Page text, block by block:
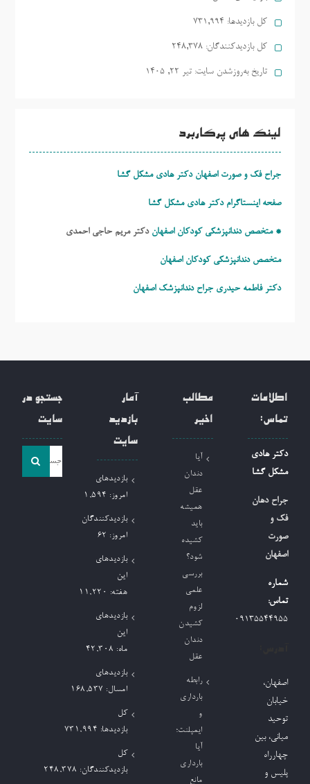
کل بازدیدها: 731,994
کل بازدیدکنند‌گان: 248,378
تاریخ به‌روزشدن سایت: تیر ۲۲, ۱۴۰۵
لینک های پرکاربرد
جراح فک و صورت اصفهان دکتر هادی مشکل گشا
صفحه اینستاگرام دکتر هادی مشکل گشا
* متخصص دندانپزشکی کودکان اصفهان دکتر مریم حاجی احمدی
متخصص دندانپزشکی کودکان اصفهان
دکتر فاطمه حیدری جراح دندانپزشک اصفهان
اطلاعات
تماس:
دکتر هادی
مشکل گشا
جراح دهان
فک و
صورت
اصفهان
شماره
تماس:
09135544955
اصفهان،
خیابان
توحید
میانی، بین
چهارراه
پلیس و
مطالب
اخیر
آیا
دندان
عقل
همیشه
باید
کشیده
شود؟
بررسی
علمی
لزوم
کشیدن
دندان
عقل
رابطه
بارداری
و
ایمپلنت؛
آیا
بارداری
مانع
آمار
بازدید
سایت
بازدیدهای
امروز: 1,594
بازدیدکنندگان
امروز: 62
بازدیدهای
این
هفته: 11,220
بازدیدهای
این
ماه: 42,308
بازدیدهای
امسال: 168,537
کل
بازدیدها: 731,994
کل
بازدیدکنند‌گان: 248,378
جستجو در
سایت